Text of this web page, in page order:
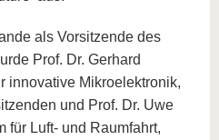
als Vorsitzende des
Prof. Dr. Gerhard
innovative Mikroelektronik,
und Prof. Dr. Uwe
für Luft- und Raumfahrt,